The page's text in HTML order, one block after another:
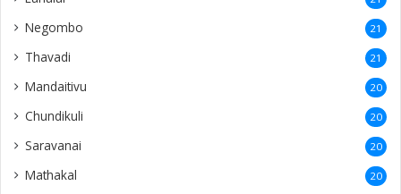
Negombo 21
Thavadi 21
Mandaitivu 20
Chundikuli 20
Saravanai 20
Mathakal 20